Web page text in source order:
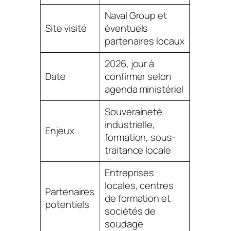
Site visité
Naval Group et
éventuels
partenaires locaux
Date
2026, jour à
confirmer selon
agenda ministériel
Enjeux
Souveraineté
industrielle,
formation, sous-
traitance locale
Partenaires
potentiels
Entreprises
locales, centres
de formation et
sociétés de
soudage